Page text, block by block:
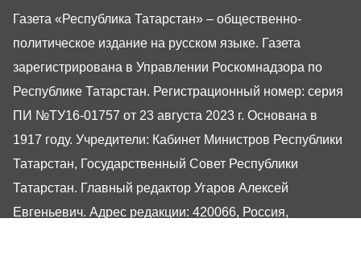
Газета «Республика Татарстан» – общественно-
политическое издание на русском языке. Газета
зарегистрирована в Управлении Роскомнадзора по
Республике Татарстан. Регистрационный номер: серия
ПИ №ТУ16-01757 от 23 августа 2023 г. Основана в
1917 году. Учредители: Кабинет Министров Республики
Татарстан, Государственный Совет Республики
Татарстан. Главный редактор Угаров Алексей
Евгеньевич. Адрес редакции: 420066, Россия,